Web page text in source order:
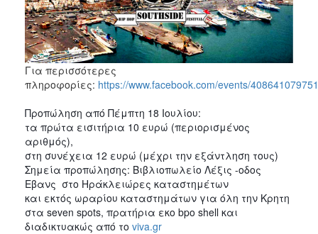
ΠΟΛΙΤΙΣΜΟΣ
ΑΝΘΕΚΤΙΚΗ
ΠΟΛΗΓια περισσότερες
πληροφορίες: https://www.facebook.com/events/
Προπώληση από Πέμπτη 18 Ιουλίου:
τα πρώτα εισιτήρια 10 ευρώ (περιορισμένος
αριθμός),
στη συνέχεια 12 ευρώ (μέχρι την εξάντληση τους)
Σημεία προπώλησης: Βιβλιοπωλείο Λέξις -οδος
Εβανς  στο Ηράκλειώρες καταστημέτων
και εκτός ωραρίου καταστημάτων για όλη την Κρητη
στα seven spots, πρατήρια εκο bpo shell και
διαδικτυακώς από το viva.gr